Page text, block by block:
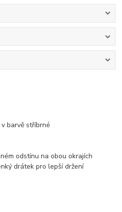
barvě stříbrné
odstínu na obou okrajích
drátek pro lepší držení